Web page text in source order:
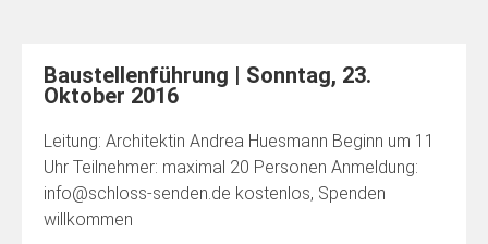
Baustellenführung | Sonntag, 23.
Oktober 2016
Leitung: Architektin Andrea Huesmann Beginn um 11
Uhr Teilnehmer: maximal 20 Personen Anmeldung:
info@schloss-senden.de kostenlos, Spenden
willkommen